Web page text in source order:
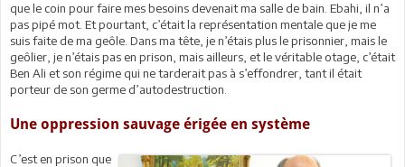
que le coin pour faire mes besoins devenait ma salle de bain. Ebahi, il n’a
pas pipé mot. Et pourtant, c’était la représentation mentale que je me
suis faite de ma geôle. Dans ma tête, je n’étais plus le prisonnier, mais le
geôlier, je n’étais pas en prison, mais ailleurs, et le véritable otage, c’était
Ben Ali et son régime qui ne tarderait pas à s’effondrer, tant il était
porteur de son germe d’autodestruction.
Une oppression sauvage érigée en système
C’est en prison que